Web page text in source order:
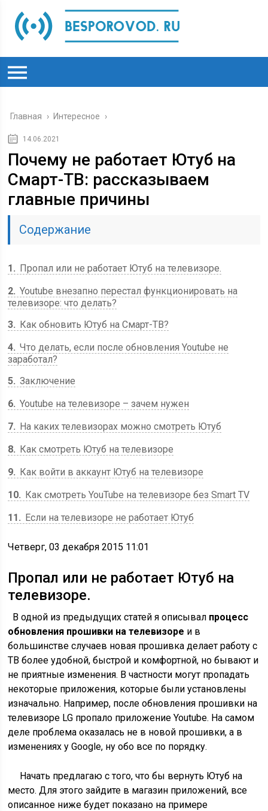
Главная › Интересное ›
14.06.2021
Почему не работает Ютуб на
Смарт-ТВ: рассказываем
главные причины
Содержание
1
Пропал или не работает Ютуб на телевизоре.
2 Youtube внезапно перестал функционировать на
телевизоре: что делать?
3
Как обновить Ютуб на Смарт-ТВ?
4 Что делать, если после обновления Youtube не
заработал?
5 Заключение
6 Youtube на телевизоре – зачем нужен
7
На каких телевизорах можно смотреть Ютуб
8
Как смотреть Ютуб на телевизоре
9
Как войти в аккаунт Ютуб на телевизоре
10
Как смотреть YouTube на телевизоре без Smart TV
11
Если на телевизоре не работает Ютуб
Четверг, 03 декабря 2015 11:01
Пропал или не работает Ютуб на
телевизоре.
В одной из предыдущих статей я описывал процесс
обновления прошивки на телевизоре и в
большинстве случаев новая прошивка делает работу с
ТВ более удобной, быстрой и комфортной, но бывают и
не приятные изменения. В частности могут пропадать
некоторые приложения, которые были установлены
изначально. Например, после обновления прошивки на
телевизоре LG пропало приложение Youtube. На самом
деле проблема оказалась не в новой прошивки, а в
изменениях у Google, ну обо все по порядку.
Начать предлагаю с того, что бы вернуть Ютуб на
место. Для этого зайдите в магазин приложений, все
описанное ниже будет показано на примере